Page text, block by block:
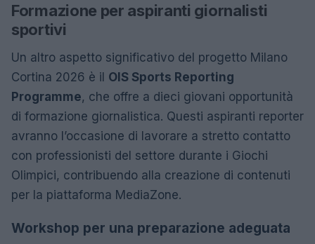
Formazione per aspiranti giornalisti
sportivi
Un altro aspetto significativo del progetto Milano
Cortina 2026 è il OIS Sports Reporting
Programme, che offre a dieci giovani opportunità
di formazione giornalistica. Questi aspiranti reporter
avranno l’occasione di lavorare a stretto contatto
con professionisti del settore durante i Giochi
Olimpici, contribuendo alla creazione di contenuti
per la piattaforma MediaZone.
Workshop per una preparazione adeguata